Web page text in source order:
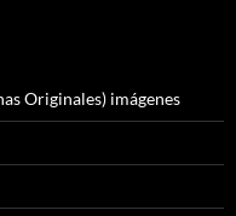
Originales) imágenes